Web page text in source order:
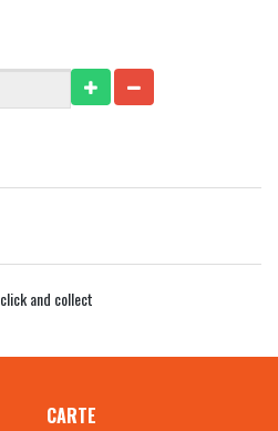
click and collect
CARTE